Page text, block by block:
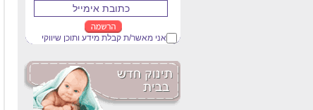
אני מאשר/ת קבלת מידע ותוכן שיווקי